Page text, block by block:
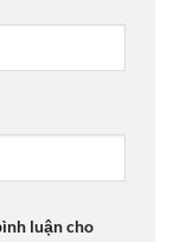
luận cho